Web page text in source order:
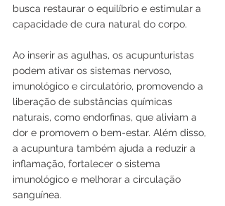
busca restaurar o equilíbrio e estimular a
capacidade de cura natural do corpo.
Ao inserir as agulhas, os acupunturistas
podem ativar os sistemas nervoso,
imunológico e circulatório, promovendo a
liberação de substâncias químicas
naturais, como endorfinas, que aliviam a
dor e promovem o bem-estar. Além disso,
a acupuntura também ajuda a reduzir a
inflamação, fortalecer o sistema
imunológico e melhorar a circulação
sanguínea.